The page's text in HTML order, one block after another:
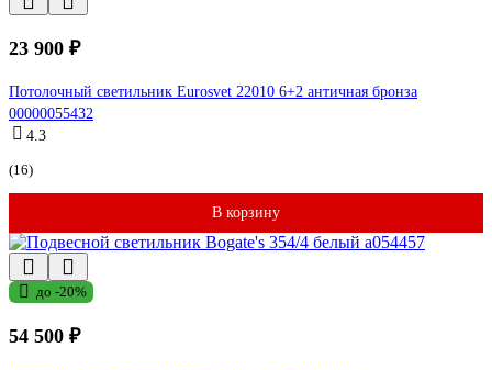
23 900 ₽
Потолочный светильник Eurosvet 22010 6+2 античная бронза
00000055432
4.3
(16)
В корзину
до -20%
54 500 ₽